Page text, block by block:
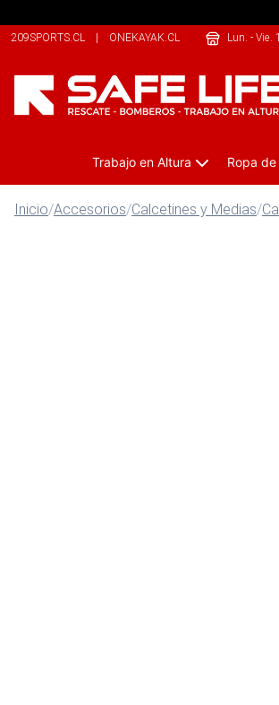
209SPORTS.CL | ONEKAYAK.CL Lun. - Vie.
Trabajo en Altura Ropa
Inicio/Accesorios/Calcetines y Medias/